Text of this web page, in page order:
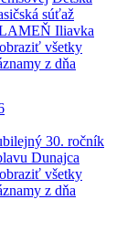
súťaž
Iliavka
všetky
z dňa
30. ročník
Dunajca
všetky
z dňa